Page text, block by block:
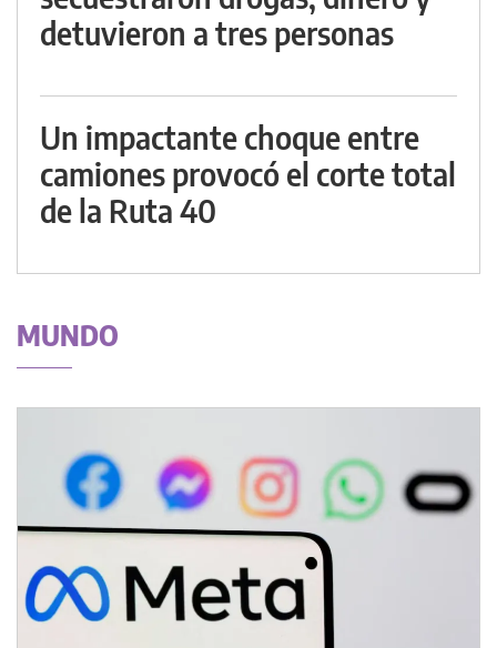
detuvieron a tres personas
Un impactante choque entre
camiones provocó el corte total
de la Ruta 40
MUNDO